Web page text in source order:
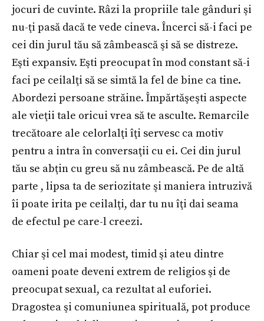
jocuri de cuvinte. Râzi la propriile tale gânduri şi
nu-ţi pasă dacă te vede cineva. Încerci să-i faci pe
cei din jurul tău să zâmbească şi să se distreze.
Eşti expansiv. Eşti preocupat în mod constant să-i
faci pe ceilalţi să se simtă la fel de bine ca tine.
Abordezi persoane străine. Împărtăşeşti aspecte
ale vieţii tale oricui vrea să te asculte. Remarcile
trecătoare ale celorlalţi îţi servesc ca motiv
pentru a intra în conversaţii cu ei. Cei din jurul
tău se abţin cu greu să nu zâmbească. Pe de altă
parte , lipsa ta de seriozitate şi maniera intruzivă
îi poate irita pe ceilalţi, dar tu nu îţi dai seama
de efectul pe care-l creezi.
Chiar şi cel mai modest, timid şi ateu dintre
oameni poate deveni extrem de religios şi de
preocupat sexual, ca rezultat al euforiei.
Dragostea şi comuniunea spirituală, pot produce